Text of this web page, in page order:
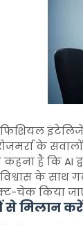
के
है कि AI
के साथ
चेक किया
से मिलान करें